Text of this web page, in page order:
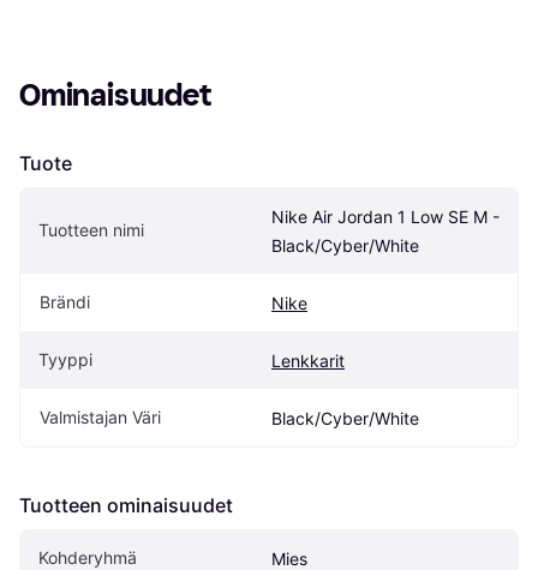
Ominaisuudet
Tuote
Tuotteen nimi
Nike Air Jordan 1 Low SE M -
Black/Cyber/White
Brändi Nike
Tyyppi Lenkkarit
Valmistajan Väri Black/Cyber/White
Tuotteen ominaisuudet
Kohderyhmä Mies